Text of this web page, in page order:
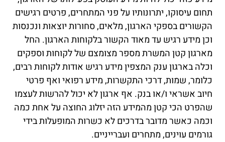
תחום עיסוקו, יתרונותיו על פני המתחרים, פרטים רגישים
הקשורים בספקי הארגון, מלאים, סחורות יוצאות ונכנסות
וכן מידע רגיש עד מאוד הקשור בלקוחות הארגון. החל
מארגון קטן המשרת מספר מצומצם של לקוחות וספקים
וכלה בארגון ענק המצפין מידע רגיש אודות לקוחות רבים,
כלומר, שמות, דרכי התקשרות, מידע רפואי ואף פרטי
חיוב אשראי ו/או בנק. אף ארגון לא יכול להרשות לעצמו
שהפרט הכי קטן מהמידע הזה יזלוג החוצה על אחת כמה
וכמה כאשר מדובר בדרכים לא כשרות המופעלות בידי
גורמים עוינים, מתחרים ועברייניים.